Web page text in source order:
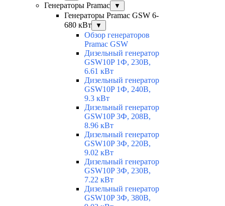
Генераторы Pramac ▼
Генераторы Pramac GSW 6-
680 кВт
▼
Обзор генераторов
Pramac GSW
Дизельный генератор
GSW10P 1Ф, 230В,
6.61 кВт
Дизельный генератор
GSW10P 1Ф, 240В,
9.3 кВт
Дизельный генератор
GSW10P 3Ф, 208В,
8.96 кВт
Дизельный генератор
GSW10P 3Ф, 220В,
9.02 кВт
Дизельный генератор
GSW10P 3Ф, 230В,
7.22 кВт
Дизельный генератор
GSW10P 3Ф, 380В,